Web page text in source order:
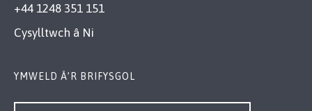
+44 1248 351 151
Cysylltwch â Ni
YMWELD Â’R BRIFYSGOL